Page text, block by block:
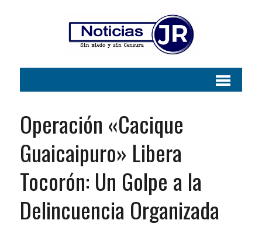
Operación «Cacique
Guaicaipuro» Libera
Tocorón: Un Golpe a la
Delincuencia Organizada